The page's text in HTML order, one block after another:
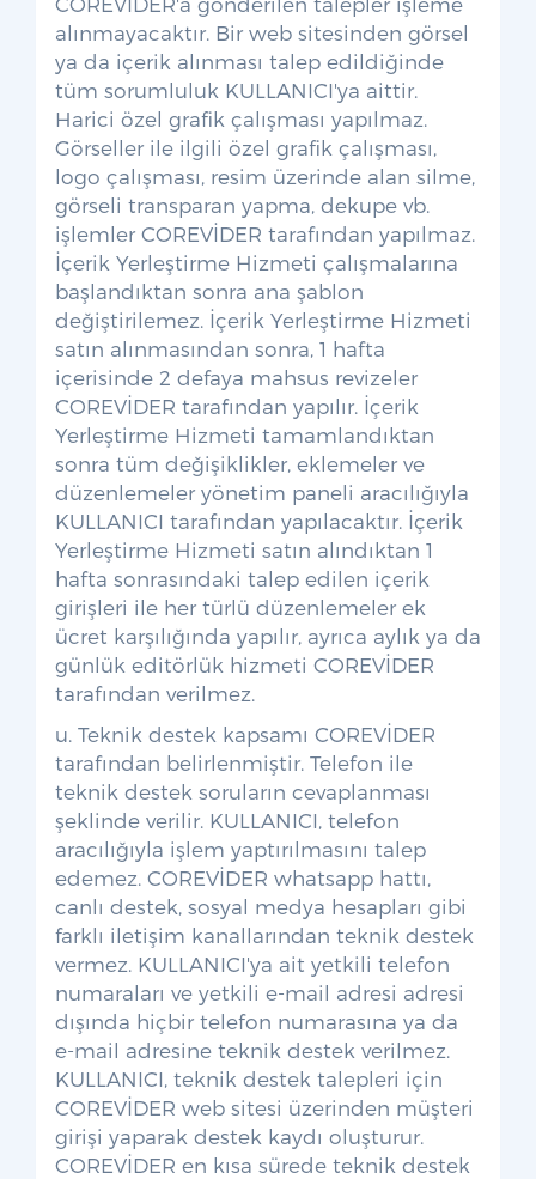
alınmayacaktır. Bir web sitesinden görsel
ya da içerik alınması talep edildiğinde
tüm sorumluluk KULLANICI'ya aittir.
Harici özel grafik çalışması yapılmaz.
Görseller ile ilgili özel grafik çalışması,
logo çalışması, resim üzerinde alan silme,
görseli transparan yapma, dekupe vb.
işlemler COREVİDER tarafından yapılmaz.
İçerik Yerleştirme Hizmeti çalışmalarına
başlandıktan sonra ana şablon
değiştirilemez. İçerik Yerleştirme Hizmeti
satın alınmasından sonra, 1 hafta
içerisinde 2 defaya mahsus revizeler
COREVİDER tarafından yapılır. İçerik
Yerleştirme Hizmeti tamamlandıktan
sonra tüm değişiklikler, eklemeler ve
düzenlemeler yönetim paneli aracılığıyla
KULLANICI tarafından yapılacaktır. İçerik
Yerleştirme Hizmeti satın alındıktan 1
hafta sonrasındaki talep edilen içerik
girişleri ile her türlü düzenlemeler ek
ücret karşılığında yapılır, ayrıca aylık ya da
günlük editörlük hizmeti COREVİDER
tarafından verilmez.
u. Teknik destek kapsamı COREVİDER
tarafından belirlenmiştir. Telefon ile
teknik destek soruların cevaplanması
şeklinde verilir. KULLANICI, telefon
aracılığıyla işlem yaptırılmasını talep
edemez. COREVİDER whatsapp hattı,
canlı destek, sosyal medya hesapları gibi
farklı iletişim kanallarından teknik destek
vermez. KULLANICI'ya ait yetkili telefon
numaraları ve yetkili e-mail adresi adresi
dışında hiçbir telefon numarasına ya da
e-mail adresine teknik destek verilmez.
KULLANICI, teknik destek talepleri için
COREVİDER web sitesi üzerinden müşteri
girişi yaparak destek kaydı oluşturur.
COREVİDER en kısa sürede teknik destek